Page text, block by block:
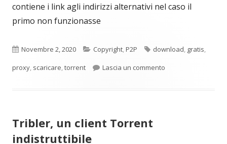
contiene i link agli indirizzi alternativi nel caso il
primo non funzionasse
Pubblicato
Novembre 2, 2020 Categorie
Copyright,P2P Tag
download, gratis,
proxy, scaricare,torrent Lascia un commento
Tribler, un client Torrent
indistruttibile